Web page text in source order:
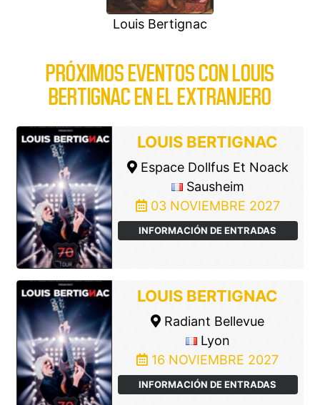
Louis Bertignac
PRÓXIMOS EVENTOS CON LOUIS
BERTIGNAC EN EL EXTRANJERO
LOUIS BERTIGNAC
Espace Dollfus Et Noack
Sausheim
03 NOVIEMBRE 2027
INFORMACIÓN DE ENTRADAS
LOUIS BERTIGNAC
Radiant Bellevue
Lyon
16 NOVIEMBRE 2027
INFORMACIÓN DE ENTRADAS